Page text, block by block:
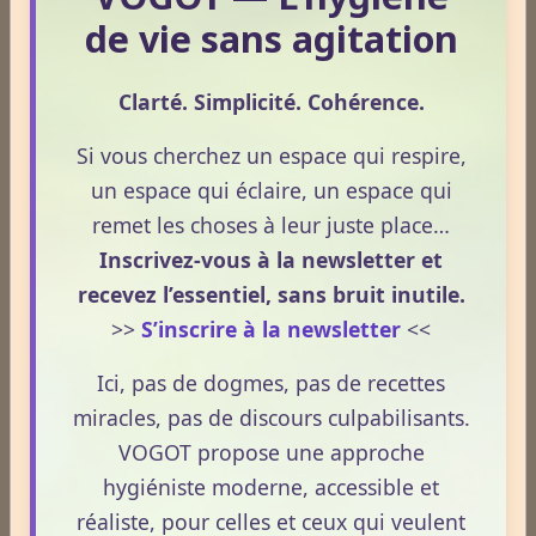
tarifs.
Evaluez vos connaissances
Mini‑quizz
Plantes médicinales
Nature & sciences
Fruits & légumes
Nuage de mots-clés
stress sommeil
de vie sans agitation
Clarté. Simplicité. Cohérence.
Si vous cherchez un espace qui respire,
un espace qui éclaire, un espace qui
remet les choses à leur juste place…
Inscrivez-vous à la newsletter et
recevez l’essentiel, sans bruit inutile.
>> S’inscrire à la newsletter <<
Ici, pas de dogmes, pas de recettes
miracles, pas de discours culpabilisants.
VOGOT propose une approche
hygiéniste moderne, accessible et
réaliste, pour celles et ceux qui veulent